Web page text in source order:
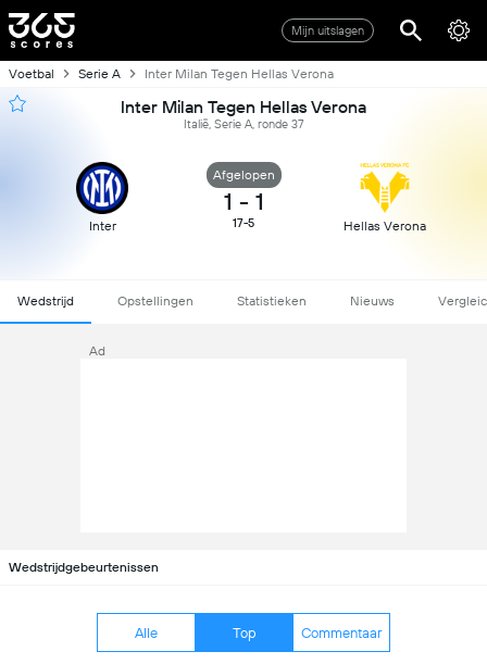
Mijn uitslagen
Voetbal Serie A Inter Milan Tegen Hellas Verona
Inter Milan Tegen Hellas Verona
Italië, Serie A, ronde 37
Inter
Afgelopen
1 - 1
17-5 Hellas Verona
Wedstrijd Opstellingen Statistieken Nieuws
Ad
Wedstrijdgebeurtenissen
Alle Top Commentaar